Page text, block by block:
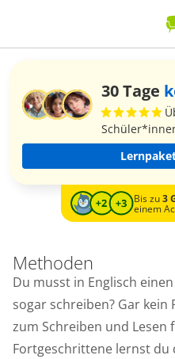
30 Tage
Bis zu3
einem
Methoden
Du musst in Englisch
sogar schreiben? Gar
zum Schreiben und Lesen
Fortgeschrittene lernst du